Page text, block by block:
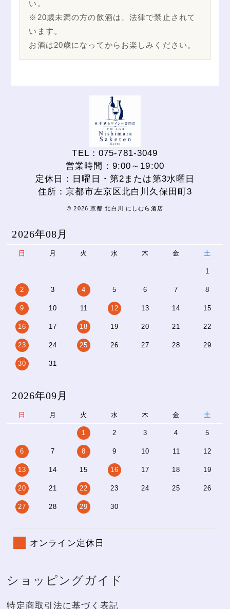
い。
※20歳未満の方の飲酒は、法律で禁止されて
います。
お酒は20歳になってからお楽しみください。
TEL：075-781-3049
営業時間：9:00～19:00
定休日：日曜日・第2または第3水曜日
住所：京都市左京区北白川久保田町3
© 2026 京都 北白川 にしむら酒店
2026年08月
日 月 火 水 木 金 土
1
2 3 4 5 6 7 8
9 10 11 12 13 14 15
16 17 18 19 20 21 22
23 24 25 26 27 28 29
30 31
2026年09月
日 月 火 水 木 金 土
1 2 3 4 5
6 7 8 9 10 11 12
13 14 15 16 17 18 19
20 21 22 23 24 25 26
27 28 29 30
オンライン定休日
ショッピングガイド
特定商取引法に基づく表記